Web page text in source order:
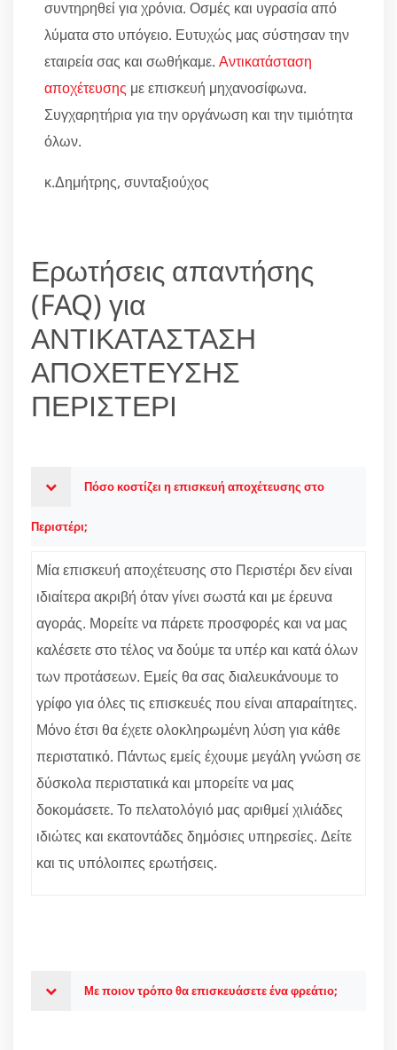
συντηρηθεί για χρόνια. Οσμές και υγρασία από
λύματα στο υπόγειο. Ευτυχώς μας σύστησαν την
εταιρεία σας και σωθήκαμε. Αντικατάσταση
αποχέτευσης με επισκευή μηχανοσίφωνα.
Συγχαρητήρια για την οργάνωση και την τιμιότητα
όλων.
κ.Δημήτρης, συνταξιούχος
Ερωτήσεις απαντήσης
(FAQ) για
ΑΝΤΙΚΑΤΑΣΤΑΣΗ
ΑΠΟΧΕΤΕΥΣΗΣ
ΠΕΡΙΣΤΕΡΙ
Πόσο κοστίζει η επισκευή αποχέτευσης στο
Περιστέρι;
Μία επισκευή αποχέτευσης στο Περιστέρι δεν είναι
ιδιαίτερα ακριβή όταν γίνει σωστά και με έρευνα
αγοράς. Μορείτε να πάρετε προσφορές και να μας
καλέσετε στο τέλος να δούμε τα υπέρ και κατά όλων
των προτάσεων. Εμείς θα σας διαλευκάνουμε το
γρίφο για όλες τις επισκευές που είναι απαραίτητες.
Μόνο έτσι θα έχετε ολοκληρωμένη λύση για κάθε
περιστατικό. Πάντως εμείς έχουμε μεγάλη γνώση σε
δύσκολα περιστατικά και μπορείτε να μας
δοκομάσετε. Το πελατολόγιό μας αριθμεί χιλιάδες
ιδιώτες και εκατοντάδες δημόσιες υπηρεσίες. Δείτε
και τις υπόλοιπες ερωτήσεις.
Με ποιον τρόπο θα επισκευάσετε ένα φρεάτιο;